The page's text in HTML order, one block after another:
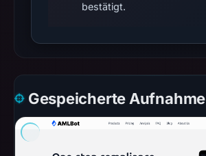
bestätigt.
Gespeicherte Aufnahme